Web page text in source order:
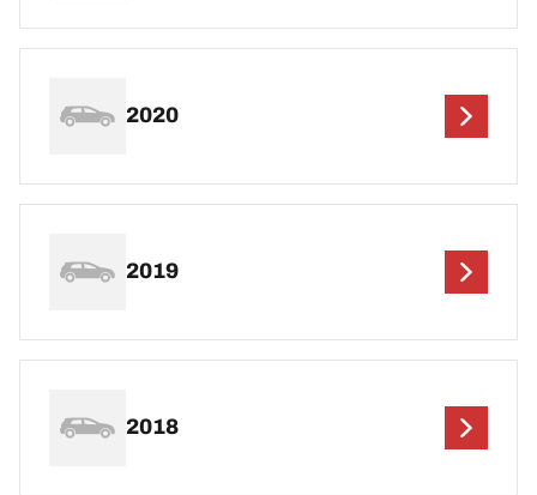
2020
2019
2018